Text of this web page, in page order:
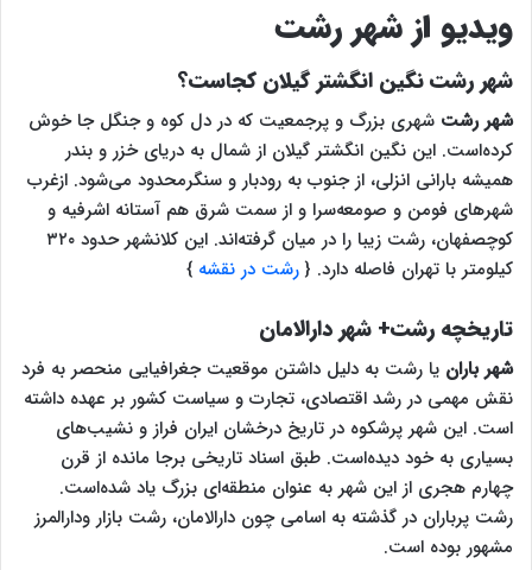
ویدیو از شهر رشت
شهر رشت نگین انگشتر گیلان کجاست؟
شهر رشت شهری بزرگ‌ و پرجمعیت‌ که در دل کوه و جنگل جا خوش
کرده‌‌است. این نگین انگشتر گیلان از شمال به دریای خزر و بندر
همیشه بارانی انزلی، از جنوب به رودبار و سنگرمحدود می‌شود. ازغرب
شهرهای فومن و صومعه‌سرا و از سمت شرق هم آستانه اشرفیه و
کوچصفهان، رشت زیبا را در میان گرفته‌اند. این کلانشهر حدود ۳۲۰
کیلومتر با تهران فاصله دارد.‌ {رشت در نقشه }
تاریخچه رشت+ شهر دارالامان
شهر باران یا رشت به دلیل داشتن موقعیت جغرافیایی منحصر به فرد
نقش مهمی در رشد اقتصادی، تجارت و سیاست کشور بر عهده داشته
است. این شهر پرشکوه در تاریخ درخشان ایران فراز و نشیب‌های
بسیاری به خود دیده‌است. طبق اسناد تاریخی برجا مانده از قرن
چهارم هجری از این شهر به عنوان منطقه‌ای بزرگ یاد شده‌است.
رشت پرباران در گذشته به اسامی چون دارالامان، رشت بازار ودارالمرز
مشهور بوده است.